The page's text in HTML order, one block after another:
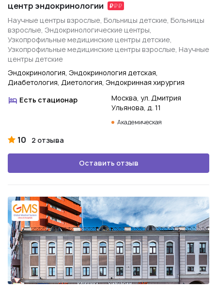
центр эндокринологии
Научные центры взрослые, Больницы детские, Больницы
взрослые, Эндокринологические центры,
Узкопрофильные медицинские центры детские,
Узкопрофильные медицинские центры взрослые, Научные
центры детские
Эндокринология, Эндокринология детская,
Диабетология, Диетология, Эндокринная хирургия
Есть стационар
Москва, ул. Дмитрия
Ульянова, д. 11
Академическая
10 2 отзыва
Оставить отзыв